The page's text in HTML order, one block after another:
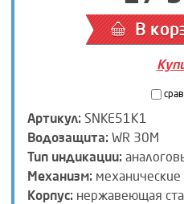
В
Артикул: SNKE51K1
Водозащита: WR 30M
Тип индикации:
Механизм:
Корпус: нержавеющая